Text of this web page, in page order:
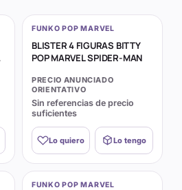
FUNKO POP MARVEL
BLISTER 4 FIGURAS BITTY
POP MARVEL SPIDER-MAN
PRECIO ANUNCIADO
ORIENTATIVO
Sin referencias de precio
suficientes
Lo quiero Lo tengo
FUNKO POP MARVEL